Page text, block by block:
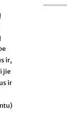
ir,
jie
ir